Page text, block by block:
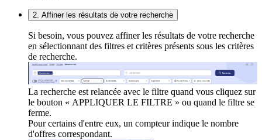
2. Affiner les résultats de votre recherche
Si besoin, vous pouvez affiner les résultats de votre recherche
en sélectionnant des filtres et critères présents sous les critères
de recherche.
La recherche est relancée avec le filtre quand vous cliquez sur
le bouton « APPLIQUER LE FILTRE » ou quand le filtre se
ferme.
Pour certains d'entre eux, un compteur indique le nombre
d'offres correspondant.